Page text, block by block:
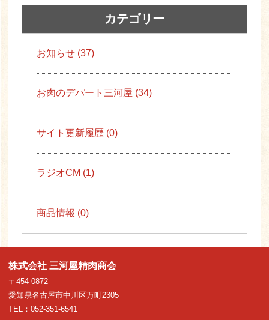
カテゴリー
お知らせ (37)
お肉のデパート三河屋 (34)
サイト更新履歴 (0)
ラジオCM (1)
商品情報 (0)
株式会社 三河屋精肉商会
〒454-0872
愛知県名古屋市中川区万町2305
TEL：052-351-6541